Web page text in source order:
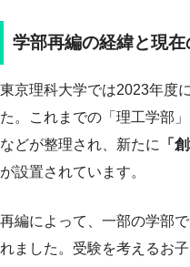
学部再編の経緯と現在
東京理科大学では2023年度
た。これまでの「理工学部
などが整理され、新たに
「
が設置されています。
再編によって、一部の学部
れました。受験を考えるお